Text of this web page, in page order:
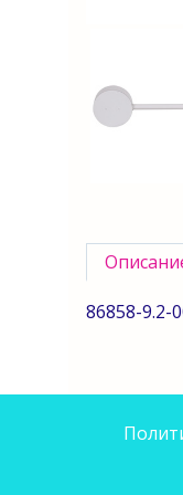
86858-9.2-